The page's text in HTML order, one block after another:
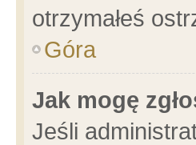
otrzymałeś
Góra
Jak mogę
Jeśli